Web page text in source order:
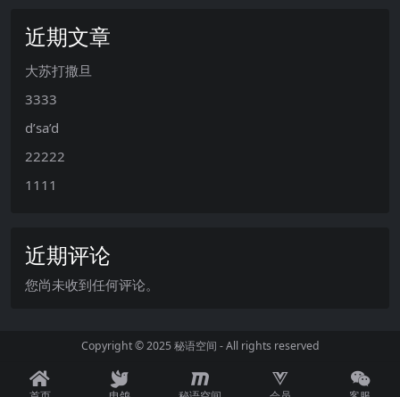
近期文章
大苏打撒旦
3333
d’sa’d
22222
1111
近期评论
您尚未收到任何评论。
Copyright © 2025秘语空间 - All rights reserved